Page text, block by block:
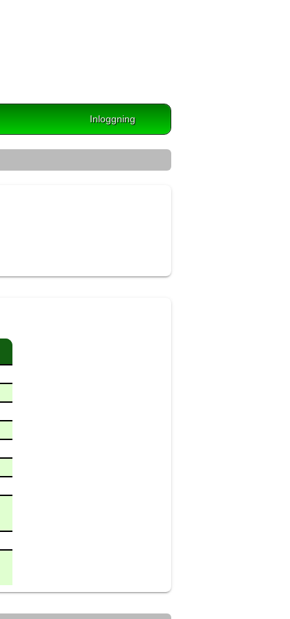
Inloggning